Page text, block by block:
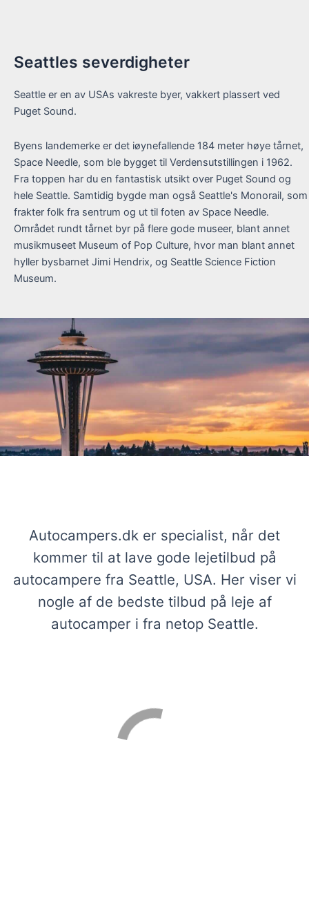
Seattles severdigheter
Seattle er en av USAs vakreste byer, vakkert plassert ved
Puget Sound.
Byens landemerke er det iøynefallende 184 meter høye tårnet,
Space Needle, som ble bygget til Verdensutstillingen i 1962.
Fra toppen har du en fantastisk utsikt over Puget Sound og
hele Seattle. Samtidig bygde man også Seattle's Monorail, som
frakter folk fra sentrum og ut til foten av Space Needle.
Området rundt tårnet byr på flere gode museer, blant annet
musikmuseet Museum of Pop Culture, hvor man blant annet
hyller bysbarnet Jimi Hendrix, og Seattle Science Fiction
Museum.
Autocampers.dk er specialist, når det
kommer til at lave gode lejetilbud på
autocampere fra Seattle, USA. Her viser vi
nogle af de bedste tilbud på leje af
autocamper i fra netop Seattle.